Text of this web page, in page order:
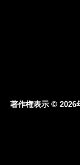
著作権表示 © 2026